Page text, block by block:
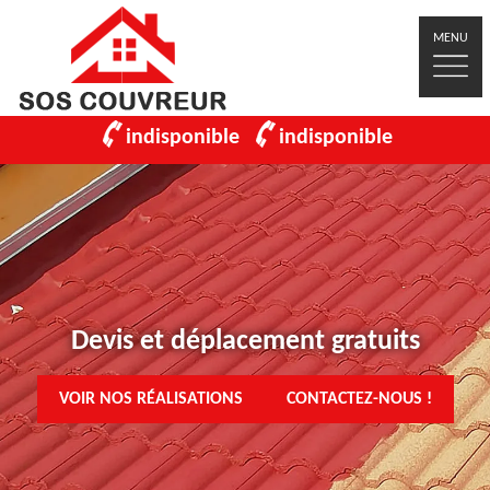
MENU
indisponible indisponible
Devis et déplacement gratuits
VOIR NOS RÉALISATIONS CONTACTEZ-NOUS !